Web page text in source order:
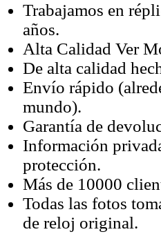
Trabajamos en
años.
Alta Calidad Ver
De alta calidad
Envío rápido
mundo).
Garantía de
Información
protección.
Más de 10000
Todas las fotos
de reloj original.